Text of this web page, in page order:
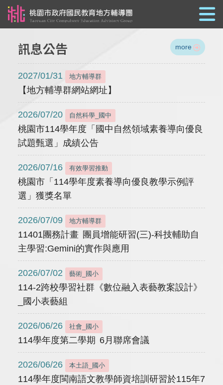
訊息公告 more
2027/01/31 地方輔導群
【地方輔導群網站網址】
2026/07/20 自然科學_國中
桃園市114學年度「國中自然領域素養導向優良
試題甄選」成績公告
2026/07/16 有效學習推動
桃園市「114學年度素養導向優良教學示例評
選」獲獎名單
2026/07/09 地方輔導群
11401團務計畫 團員增能研習(三)-科技輔助自
主學習:Gemini的實作與應用
2026/07/02 藝術_國小
114-2跨校學習社群《數位融入表藝教案設計》
_國小表藝組
2026/06/26 社會_國小
114學年度第二學期 6月聯席會議
2026/06/26 本土語_國小
114學年度閩南語文教學師資培訓研習於115年7